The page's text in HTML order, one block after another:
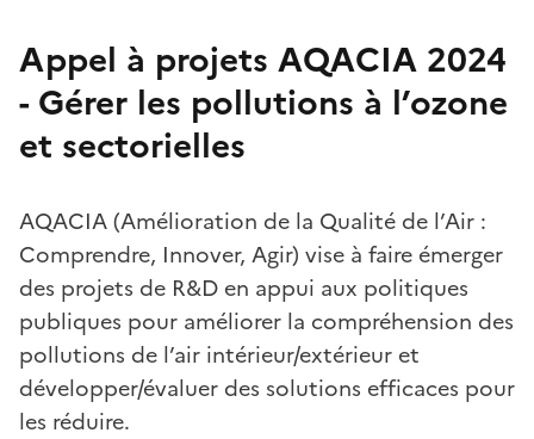
Appel à projets AQACIA 2024
- Gérer les pollutions à l’ozone
et sectorielles
AQACIA (Amélioration de la Qualité de l’Air :
Comprendre, Innover, Agir) vise à faire émerger
des projets de R&D en appui aux politiques
publiques pour améliorer la compréhension des
pollutions de l’air intérieur/extérieur et
développer/évaluer des solutions efficaces pour
les réduire.